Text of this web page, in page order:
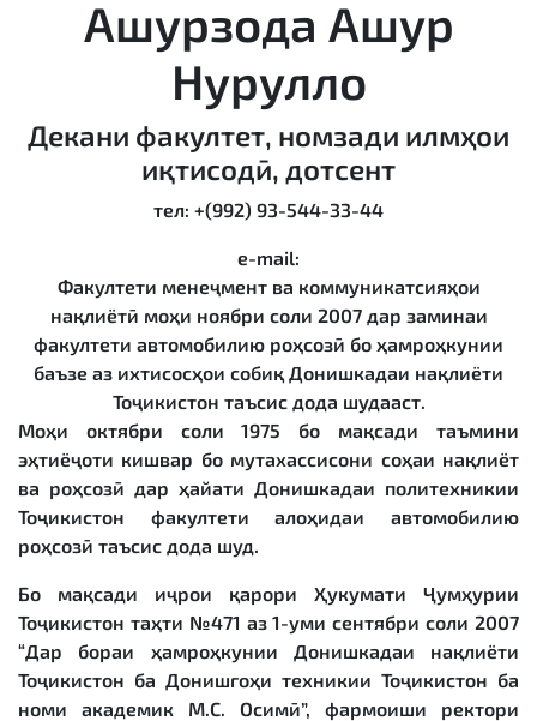
Ашурзода Ашур
Нурулло
Декани факултет, номзади илмҳои
иқтисодӣ, дотсент
тел: +(992) 93-544-33-44
e-mail:
Факултети менеҷмент ва коммуникатсияҳои
нақлиётӣ моҳи ноябри соли 2007 дар заминаи
факултети автомобилию роҳсозӣ бо ҳамроҳкунии
баъзе аз ихтисосҳои собиқ Донишкадаи нақлиёти
Тоҷикистон таъсис дода шудааст.
Моҳи октябри соли 1975 бо мақсади таъмини
эҳтиёҷоти кишвар бо мутахассисони соҳаи нақлиёт
ва роҳсозӣ дар ҳайати Донишкадаи политехникии
Тоҷикистон факултети алоҳидаи автомобилию
роҳсозӣ таъсис дода шуд.
Бо мақсади иҷрои қарори Ҳукумати Ҷумҳурии
Тоҷикистон таҳти №471 аз 1-уми сентябри соли 2007
“Дар бораи ҳамроҳкунии Донишкадаи нақлиёти
Тоҷикистон ба Донишгоҳи техникии Тоҷикистон ба
номи академик М.С. Осимӣ”, фармоиши ректори